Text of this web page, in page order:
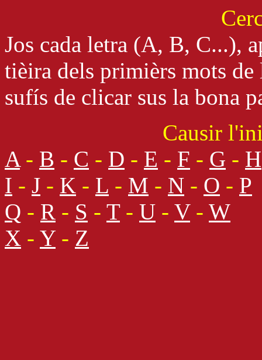
Jos cada letra (A, B, C...),
tièira dels primièrs mots de
sufís de clicar sus la bona
Causir
A- B - C - D - E - F - G - H
I - J - K - L - M - N - O - P
Q - R - S - T- U - V- W
X - Y- Z